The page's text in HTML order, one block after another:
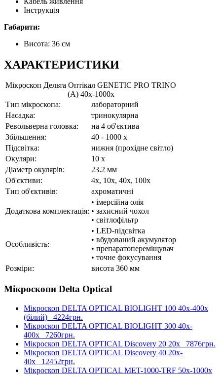
Інструкція
Габарити:
Висота: 36 см
ХАРАКТЕРИСТИКИ
Мікроскоп Дельта Оптікал GENETIC PRO TRINO
(A) 40x-1000x
Тип мікроскопа:
лабораторний
Насадка:
тринокулярна
Револьверна головка:
на 4 об'єктива
Збільшення:
40 - 1000 x
Підсвітка:
нижня (прохідне світло)
Окуляри:
10 x
Діаметр окулярів:
23.2 мм
Об'єктиви:
4x, 10x, 40x, 100x
Тип об'єктивів:
ахроматичні
Додаткова комплектація:
• імерсійна олія
• захисний чохол
• світлофільтр
Особливість:
• LED-підсвітка
• вбудований акумулятор
• препаратопереміщувач
• точне фокусування
Розміри:
висота 360 мм
Мікроскопи Delta Optical
Мікроскоп DELTA OPTICAL BIOLIGHT 100 40x-400x
(білий) 4224грн.
Мікроскоп DELTA OPTICAL BIOLIGHT 300 40x-
400x 7260грн.
Мікроскоп DELTA OPTICAL Discovery 20 20x 7876грн.
Мікроскоп DELTA OPTICAL Discovery 40 20x-
40x 12452грн.
Мікроскоп DELTA OPTICAL MET-1000-TRF 50х-1000х